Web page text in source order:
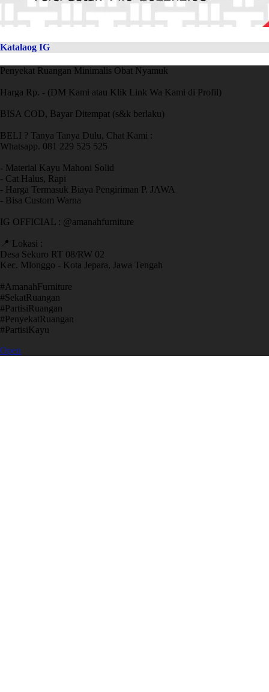
Katalaog IG
Penyekat Ruangan Minimalis Obat Nyamuk
Harga Rp. - (DM Kami atau Klik Link Wa Kami di Profil)
BISA COD, Bayar Ditempat (s&k berlaku)
BELI ? Tanya Tanya Dulu, Chat Kami :
Whatsapp. 081 229 525 525
- Material Kayu Mahoni Solid
- Cat Halus, Rapi
- Harga Termasuk Biaya Pengiriman P. JAWA
- Bisa Custom Warna
IG OFFICIAL : @amanahfurniture
📍 Lokasi :
Desa Sekuro RT 08/RW 02
Kec. Mlonggo - Kota Jepara, Jawa Tengah
​#AmanahFurniture
​#SekatRuangan
​#PartisiRuangan
​#PenyekatRuangan
​#PartisiKayu
Open